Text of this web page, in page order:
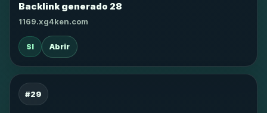
Backlink generado 28
1169.xg4ken.com
SI Abrir
#29